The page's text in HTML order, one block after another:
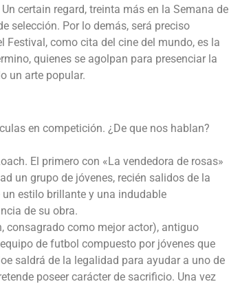
certain regard, treinta más en la Semana de
selección. Por lo demás, será preciso
como cita del cine del mundo, es la
quienes se agolpan para presenciar la
un arte popular.
en competición. ¿De que nos hablan?
El primero con «La vendedora de rosas»
un grupo de jóvenes, recién salidos de la
estilo brillante y una indudable
de su obra.
consagrado como mejor actor), antiguo
de futbol compuesto por jóvenes que
saldrá de la legalidad para ayudar a uno de
poseer carácter de sacrificio. Una vez